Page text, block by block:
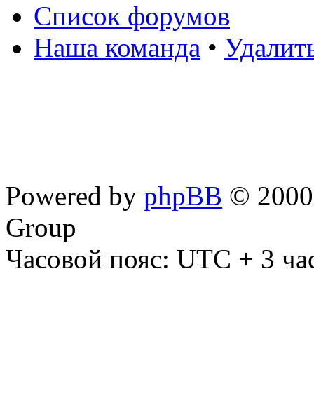
Список форумов
Наша команда •
Powered by phpBB ©
Group
Часовой пояс: UTC + 3